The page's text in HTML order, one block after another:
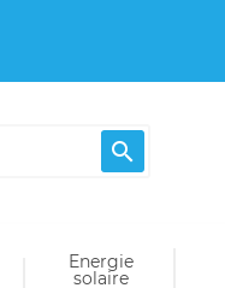

Energie
solaire